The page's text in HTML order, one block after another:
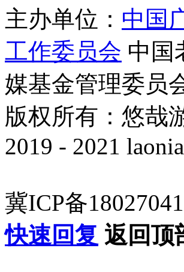
主办单位： 中国
工作委员会 中国
媒基金管理委员
版权所有：悠哉
2019 - 2021
冀ICP备
快速回复 返回顶